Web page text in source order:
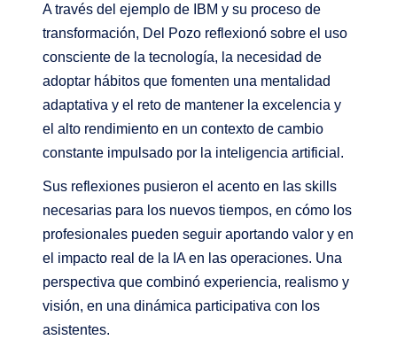
A través del ejemplo de IBM y su proceso de
transformación, Del Pozo reflexionó sobre el uso
consciente de la tecnología, la necesidad de
adoptar hábitos que fomenten una mentalidad
adaptativa y el reto de mantener la excelencia y
el alto rendimiento en un contexto de cambio
constante impulsado por la inteligencia artificial.
Sus reflexiones pusieron el acento en las skills
necesarias para los nuevos tiempos, en cómo los
profesionales pueden seguir aportando valor y en
el impacto real de la IA en las operaciones. Una
perspectiva que combinó experiencia, realismo y
visión, en una dinámica participativa con los
asistentes.